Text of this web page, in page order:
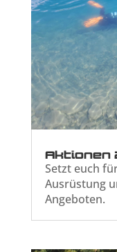
Aktionen
Setzt euch
Ausrüstung
Angeboten.